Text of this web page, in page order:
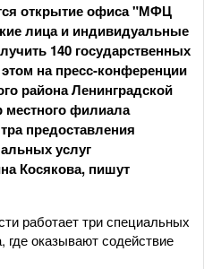
открытие офиса "МФЦ
лица и индивидуальные
140 государственных
на пресс-конференции
района Ленинградской
местного филиала
предоставления
услуг
Косякова, пишут
работает три специальных
оказывают содействие